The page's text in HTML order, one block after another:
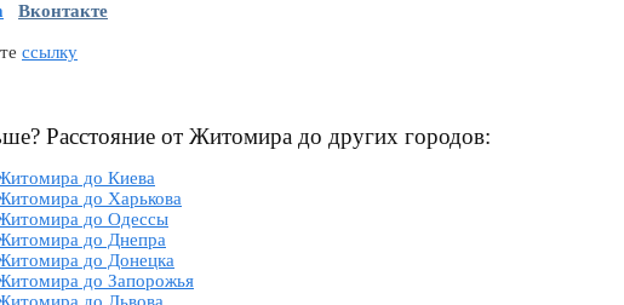
Вконтакте
ссылку
Расстояние от Житомира до других городов:
до Киева
до Харькова
до Одессы
до Днепра
до Донецка
до Запорожья